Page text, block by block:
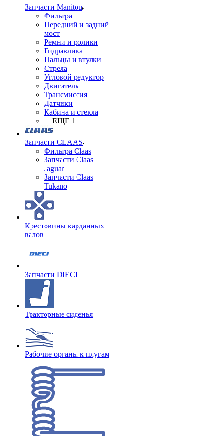
Запчасти Manitou
Фильтра
Передний и задний
мост
Ремни и ролики
Гидравлика
Пальцы и втулки
Стрела
Угловой редуктор
Двигатель
Трансмиссия
Датчики
Кабина и стекла
+ ЕЩЕ 1
Запчасти CLAAS
Фильтра Claas
Запчасти Claas
Jaguar
Запчасти Claas
Tukano
Крестовины карданных
валов
Запчасти DIECI
Тракторные сиденья
Рабочие органы к плугам